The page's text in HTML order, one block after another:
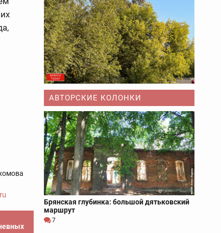
АВТОРСКИЕ КОЛОНКИ
Брянская глубинка: большой дятьковский
маршрут
7